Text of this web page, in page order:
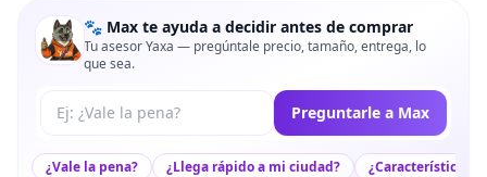
🐾 Max te ayuda a decidir antes de comprar
Tu asesor Yaxa — pregúntale precio, tamaño, entrega, lo
que sea.
Tu pregunta a Max Preguntarle a Max
¿Vale la pena? ¿Llega rápido a mi ciudad? ¿Características